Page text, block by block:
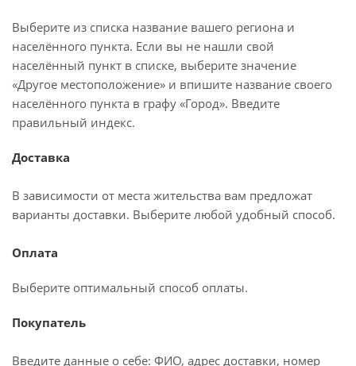
Выберите из списка название вашего региона и
населённого пункта. Если вы не нашли свой
населённый пункт в списке, выберите значение
«Другое местоположение» и впишите название своего
населённого пункта в графу «Город». Введите
правильный индекс.
Доставка
В зависимости от места жительства вам предложат
варианты доставки. Выберите любой удобный способ.
Оплата
Выберите оптимальный способ оплаты.
Покупатель
Введите данные о себе: ФИО, адрес доставки, номер